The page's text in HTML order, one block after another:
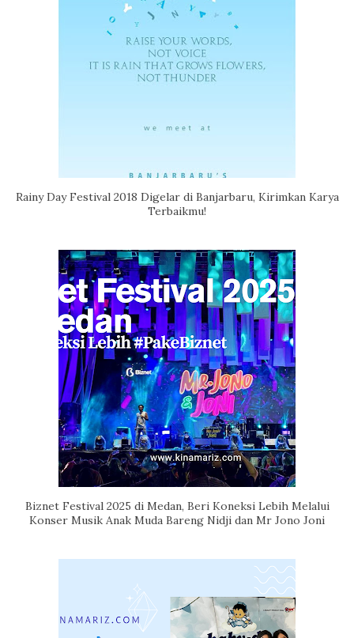
Rainy Day Festival 2018 Digelar di Banjarbaru, Kirimkan Karya
Terbaikmu!
Biznet Festival 2025 di Medan, Beri Koneksi Lebih Melalui
Konser Musik Anak Muda Bareng Nidji dan Mr Jono Joni